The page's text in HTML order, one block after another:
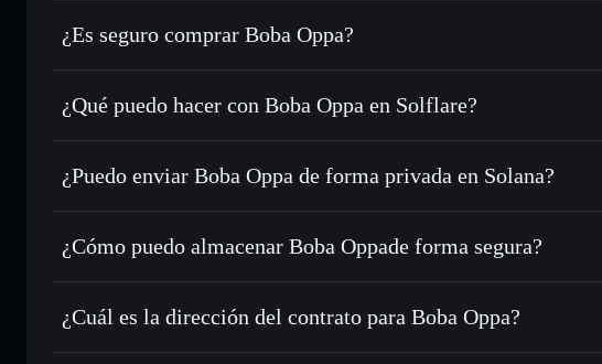
¿Es seguro comprar Boba Oppa?
Boba Oppa token verificado
¿Qué puedo hacer con Boba Oppa en Solflare?
Boba Oppa
cartera de Solflare
Intercambiar al instante: operar con BOBAOPPA para SOL, USDC o
Utilizar DCA: promedio de coste en dólares en BOBAOPPA a lo largo del
Enviar de forma privada: transferir BOBAOPPA sin vincular
privacidad integrado de Solflare
¿Puedo enviar Boba Oppa de forma privada en Solana?
cartera de Solflare agregador de privacidad
Oppa
¿Cómo puedo almacenar Boba Oppade forma segura?
Boba Oppa cartera sin
¿Cuál es la dirección del contrato para Boba Oppa?
Boba Oppa